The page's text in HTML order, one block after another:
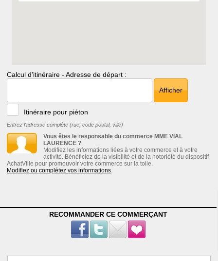
Calcul d'itinéraire - Adresse de départ :
Afficher
Itinéraire pour piéton
Entrez l'adresse complète (rue, code postal, ville)
Vous êtes le responsable du commerce MME VIAL
LAURENCE ?
Modifiez les informations liées à votre commerce et à votre
activité. Bénéficiez de la visibilité et de la notoriété du dispositif
AchatVille pour promouvoir votre commerce sur la toile.
Modifiez ou complétez vos informations.
RECOMMANDER CE COMMERÇANT